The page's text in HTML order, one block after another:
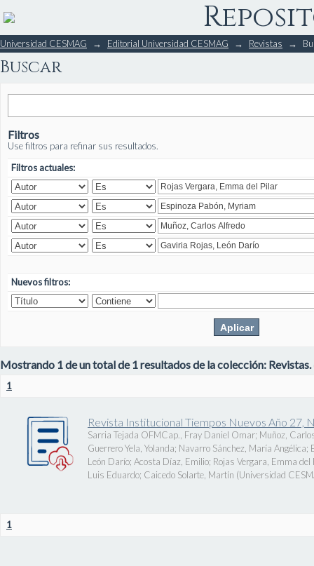
Buscar
Universidad CESMAG → Editorial Universidad CESMAG → Revistas →
Buscar
Filtros
Use filtros para refinar sus resultados.
Filtros actuales:
Nuevos filtros:
Mostrando 1 de un total de 1 resultados de la colección: Revistas.
1
Revista Institucional Tiempos Nuevos Año 27,
Sarria Tejada OFMCap., Fray Daniel Omar; Muñoz,
Guerrero Yela, Yolanda; Navarro Sánchez, María Angélica;
León Darío; Acosta Díaz, Emilio; Rojas Vergara, Emma del
Luis Eduardo; Caicedo Solarte, Martín (Universidad
1